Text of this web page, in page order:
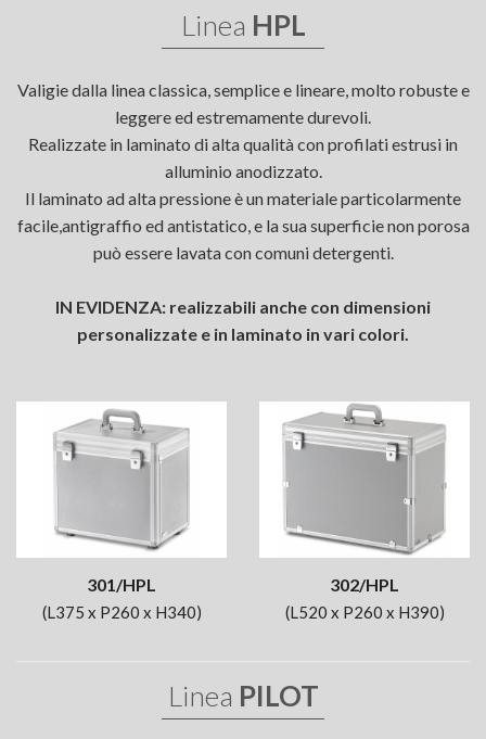
Linea HPL
Valigie dalla linea classica, semplice e lineare, molto robuste e
leggere ed estremamente durevoli.
Realizzate in laminato di alta qualità con profilati estrusi in
alluminio anodizzato.
Il laminato ad alta pressione è un materiale particolarmente
facile,antigraffio ed antistatico, e la sua superficie non porosa
può essere lavata con comuni detergenti.
IN EVIDENZA: realizzabili anche con dimensioni
personalizzate e in laminato in vari colori.
301/HPL
(L375 x P260 x H340)
302/HPL
(L520 x P260 x H390)
Linea PILOT